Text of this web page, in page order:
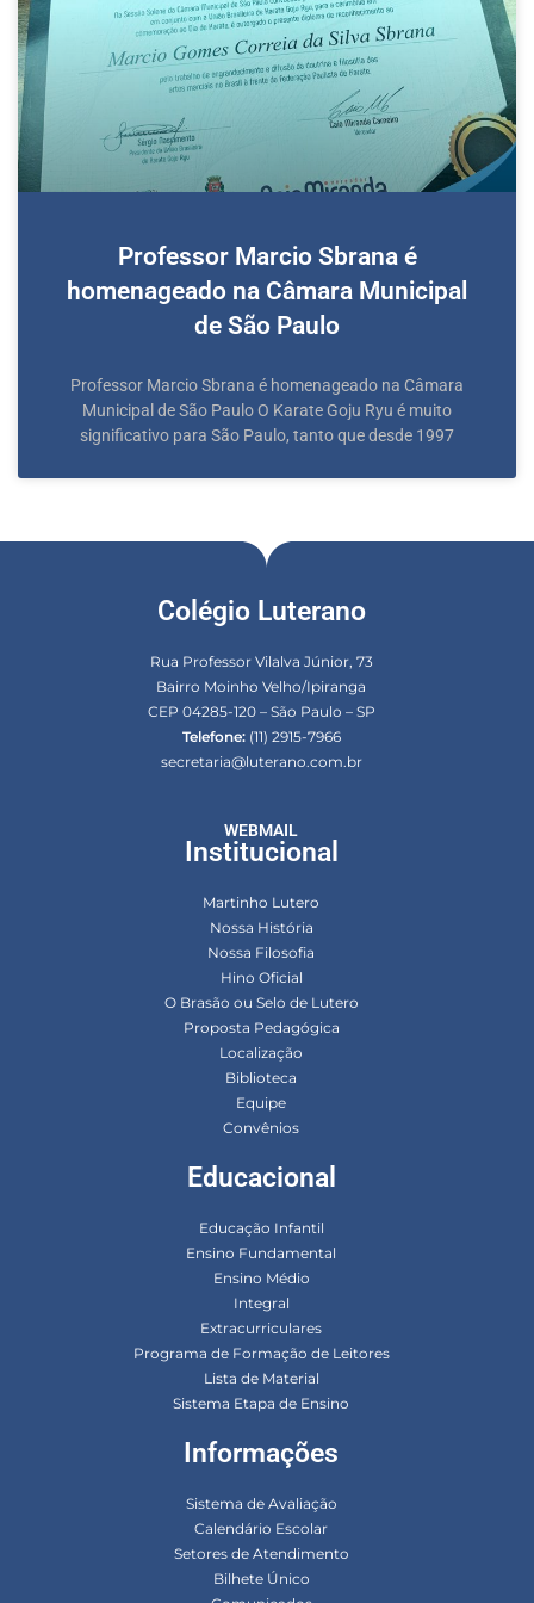
Professor Marcio Sbrana é
homenageado na Câmara Municipal
de São Paulo
Professor Marcio Sbrana é homenageado na Câmara
Municipal de São Paulo O Karate Goju Ryu é muito
significativo para São Paulo, tanto que desde 1997
Colégio Luterano
Rua Professor Vilalva Júnior, 73
Bairro Moinho Velho/Ipiranga
CEP 04285-120 – São Paulo – SP
Telefone:(11) 2915-7966
secretaria@luterano.com.br
WEBMAIL
Institucional
Martinho Lutero
Nossa História
Nossa Filosofia
Hino Oficial
O Brasão ou Selo de Lutero
Proposta Pedagógica
Localização
Biblioteca
Equipe
Convênios
Educacional
Educação Infantil
Ensino Fundamental
Ensino Médio
Integral
Extracurriculares
Programa de Formação de Leitores
Lista de Material
Sistema Etapa de Ensino
Informações
Sistema de Avaliação
Calendário Escolar
Setores de Atendimento
Bilhete Único